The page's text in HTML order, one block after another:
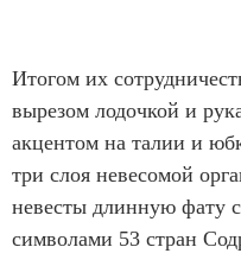
Итогом их
вырезом лодочкой и
акцентом на талии и
три слоя невесомой
невесты длинную
символами 53 стран